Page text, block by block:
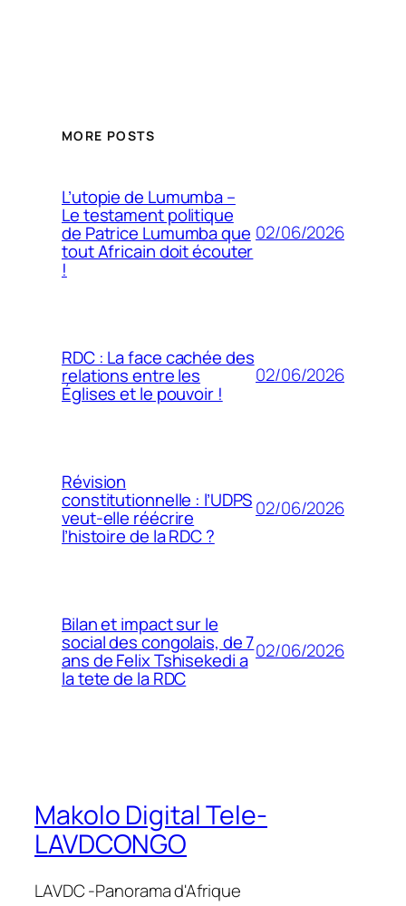
MORE POSTS
L’utopie de Lumumba –
Le testament politique
de Patrice Lumumba que
tout Africain doit écouter
!
02/06/2026
RDC : La face cachée des
relations entre les
Églises et le pouvoir !
02/06/2026
Révision
constitutionnelle : l’UDPS
veut-elle réécrire
l’histoire de la RDC ?
02/06/2026
Bilan et impact sur le
social des congolais, de 7
ans de Felix Tshisekedi a
la tete de la RDC
02/06/2026
Makolo Digital Tele-
LAVDCONGO
LAVDC -Panorama d'Afrique